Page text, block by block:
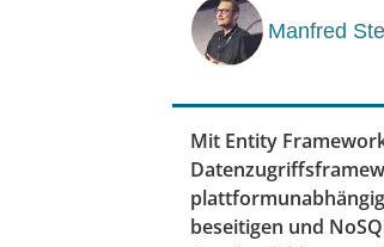
Manfred
Mit Entity
beseitigen und